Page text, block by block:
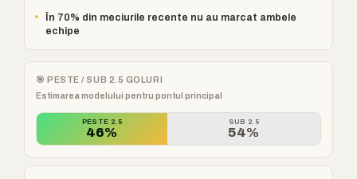
•
În 70% din meciurile recente nu au marcat ambele
echipe
🎯 PESTE / SUB 2.5 GOLURI
Estimarea modelului pentru pontul principal
PESTE 2.5
46%
SUB 2.5
54%